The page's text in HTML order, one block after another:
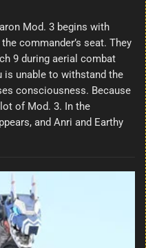
Mod. 3 begins with
commander’s seat. They
9 during aerial combat
is unable to withstand the
consciousness. Because
of Mod. 3. In the
and Anri and Earthy